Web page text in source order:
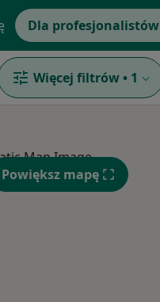
Dla profesjonalistów
Więcej filtrów • 1
Powiększ mapę